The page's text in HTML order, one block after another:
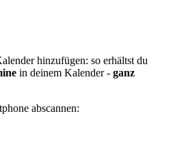
hinzufügen: so erhältst du
in deinem Kalender - ganz
abscannen: